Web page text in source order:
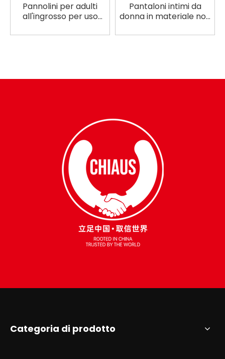
Pannolini per adulti
all'ingrosso per uso
assorbenza extra
Pantaloni intimi da
donna in materiale non
all'ingrosso
Categoria di prodotto